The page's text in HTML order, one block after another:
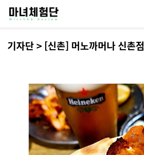
기자단 > [신촌] 머노까머나 신촌점